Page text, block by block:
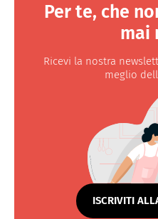
Per te, che
mai
Ricevi la nostra
meglio
ISCRIVITI